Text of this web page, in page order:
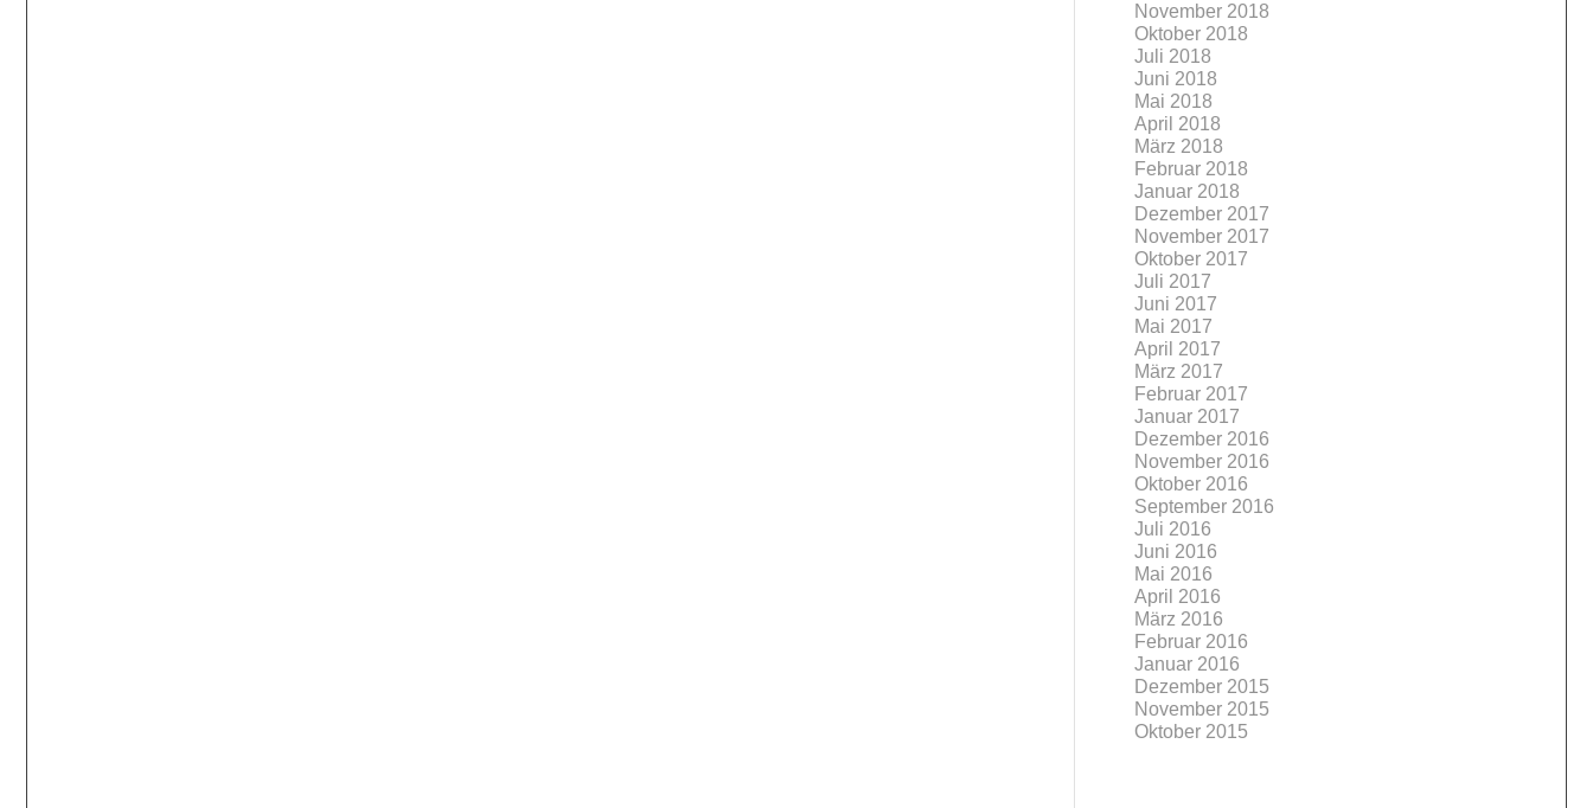
November 2018
Oktober 2018
Juli 2018
Juni 2018
Mai 2018
April 2018
März 2018
Februar 2018
Januar 2018
Dezember 2017
November 2017
Oktober 2017
Juli 2017
Juni 2017
Mai 2017
April 2017
März 2017
Februar 2017
Januar 2017
Dezember 2016
November 2016
Oktober 2016
September 2016
Juli 2016
Juni 2016
Mai 2016
April 2016
März 2016
Februar 2016
Januar 2016
Dezember 2015
November 2015
Oktober 2015